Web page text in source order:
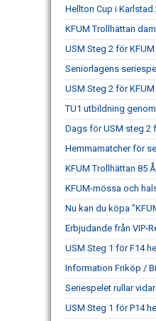
Hellton Cup i
KFUM Trollhättan
USM Steg 2 för
Seniorlagens
USM Steg 2 för
TU1 utbildning
Dags för USM steg 2
Hemmamatcher för
KFUM Trollhättan 85
KFUM-mössa och
Nu kan du köpa
Erbjudande från VIP-
USM Steg 1 för F14
Information Friköp /
Seriespelet rullar
USM Steg 1 för P14